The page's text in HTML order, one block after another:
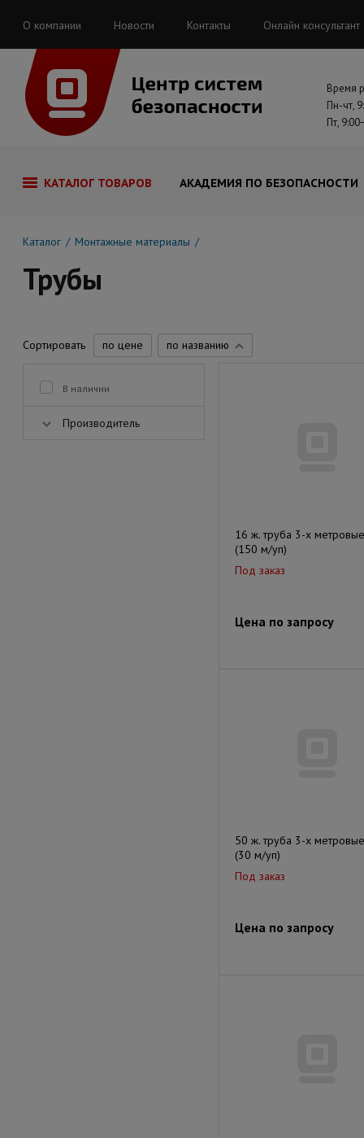
О компании Новости Контакты Онлайн консультант
Время
Пн-чт,
Пт,
КАТАЛОГ ТОВАРОВ АКАДЕМИЯ ПО БЕЗОПАСНОСТИ
Каталог Монтажные материалы
Трубы
Сортировать по цене по названию
В наличии
Производитель
16 ж. труба 3-х
(150 м/уп)
Под заказ
Цена по запросу
50 ж. труба 3-х
(30 м/уп)
Под заказ
Цена по запросу